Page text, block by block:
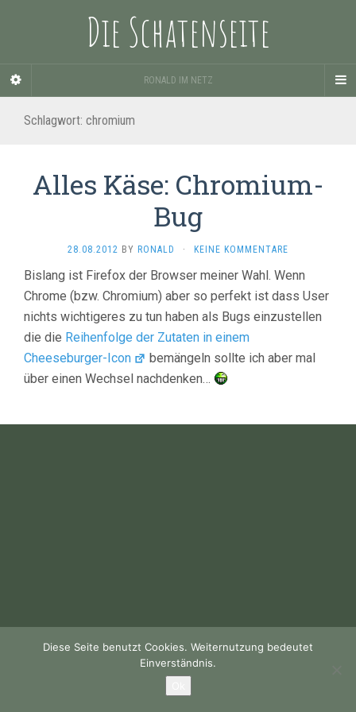
Die Schatenseite
RONALD IM NETZ
Schlagwort: chromium
Alles Käse: Chromium-
Bug
28.08.2012 BY RONALD · KEINE KOMMENTARE
Bislang ist Firefox der Browser meiner Wahl. Wenn
Chrome (bzw. Chromium) aber so perfekt ist dass User
nichts wichtigeres zu tun haben als Bugs einzustellen
die die Reihenfolge der Zutaten in einem
Cheeseburger-Icon
bemängeln sollte ich aber mal
über einen Wechsel nachdenken…
Diese Seite benutzt Cookies. Weiternutzung bedeutet
Einverständnis.